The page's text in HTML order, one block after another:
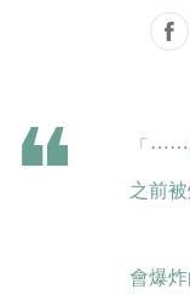
「⋯⋯
之前被
會爆炸